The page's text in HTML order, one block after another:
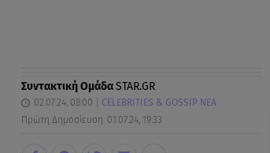
Συντακτική ΟμάδαSTAR.GR
02.07.24, 08:00
CELEBRITIES & GOSSIP ΝΕΑ
Πρώτη Δημοσίευση: 01.07.24, 19:33